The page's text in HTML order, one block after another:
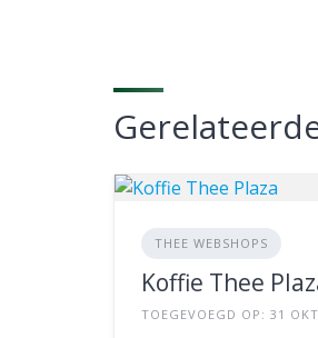
THEE WEBSHOPS
Koffie Thee
TOEGEVOEGD OP: 31